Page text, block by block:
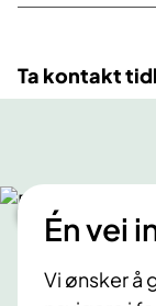
Ta kontakt
Én vei
Vi ønsker å